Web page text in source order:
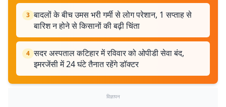
3 बादलों के बीच उमस भरी गर्मी से लोग परेशान, 1 सप्ताह से
बारिश न होने से किसानों की बढ़ी चिंता
4 सदर अस्पताल कटिहार में रविवार को ओपीडी सेवा बंद,
इमरजेंसी में 24 घंटे तैनात रहेंगे डॉक्टर
विज्ञापन